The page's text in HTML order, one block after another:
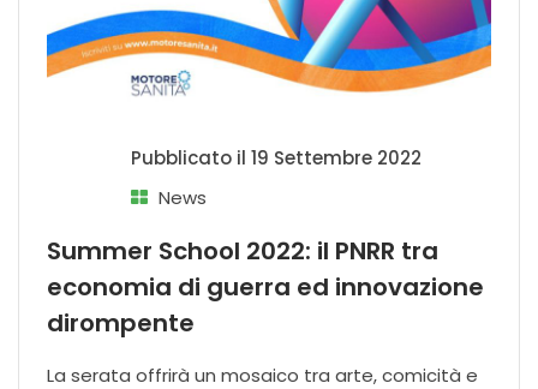
Pubblicato il 19 Settembre 2022
News
Summer School 2022: il PNRR tra
economia di guerra ed innovazione
dirompente
La serata offrirà un mosaico tra arte, comicità e